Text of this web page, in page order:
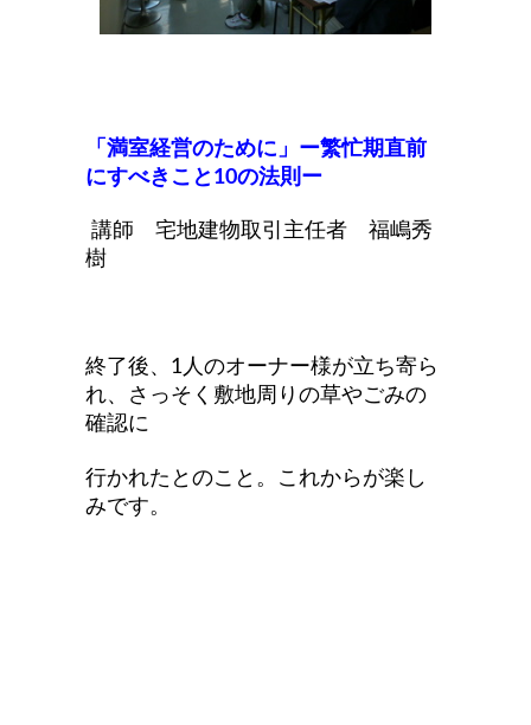
「満室経営のために」ー繁忙期直前
にすべきこと10の法則ー
講師 宅地建物取引主任者 福嶋秀
樹
終了後、1人のオーナー様が立ち寄ら
れ、さっそく敷地周りの草やごみの
確認に
行かれたとのこと。これからが楽し
みです。